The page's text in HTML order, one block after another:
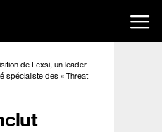
de Lexsi, un leader
spécialiste des « Threat